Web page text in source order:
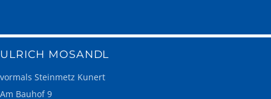
ULRICH MOSANDL
vormals Steinmetz Kunert
Am Bauhof 9